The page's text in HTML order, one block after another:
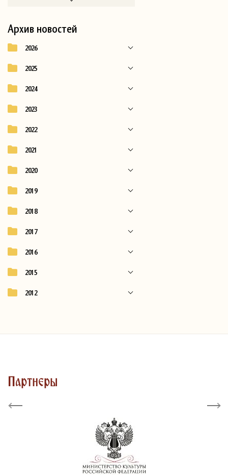
Архив новостей
2026
2025
2024
2023
2022
2021
2020
2019
2018
2017
2016
2015
2012
Партнеры
Previous Next